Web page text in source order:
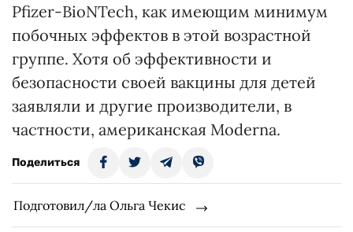
Pfizer-BioNTech, как имеющим минимум
побочных эффектов в этой возрастной
группе. Хотя об эффективности и
безопасности своей вакцины для детей
заявляли и другие производители, в
частности, американская Moderna.
Поделиться
Подготовил/ла Ольга Чекис